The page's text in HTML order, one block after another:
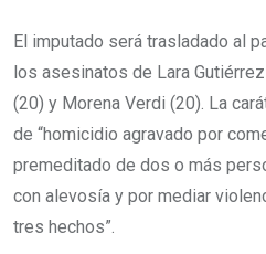
El imputado será trasladado al
los asesinatos de Lara
(20) y Morena Verdi (20). La
de “homicidio agravado por
premeditado de dos o más
con alevosía y por mediar
tres hechos”.